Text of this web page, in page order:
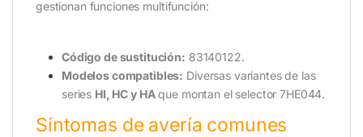
gestionan funciones multifunción:
Código de sustitución: 83140122.
Modelos compatibles: Diversas variantes de las
series HI, HC y HAque montan el selector 7HE044.
Síntomas de avería comunes